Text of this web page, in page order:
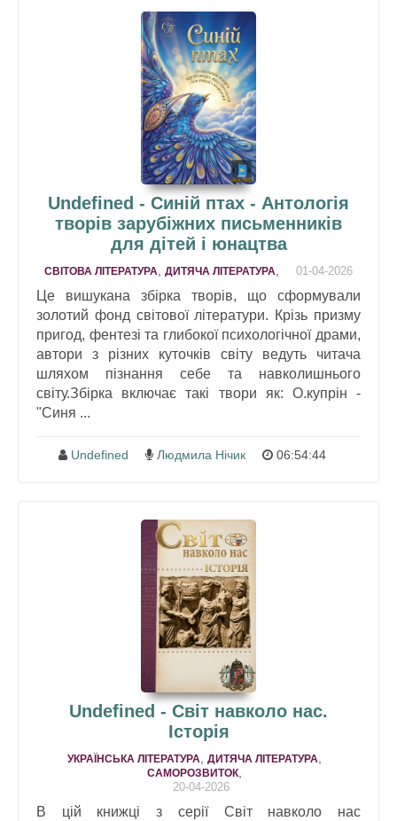
Undefined - Синій птах - Антологія
творів зарубіжних письменників
для дітей і юнацтва
СВІТОВА ЛІТЕРАТУРА ДИТЯЧА ЛІТЕРАТУРА 01-04-2026
Це вишукана збірка творів, що сформували
золотий фонд світової літератури. Крізь призму
пригод, фентезі та глибокої психологічної драми,
автори з різних куточків світу ведуть читача
шляхом пізнання себе та навколишнього
світу.Збірка включає такі твори як: О.купрін -
"Синя ...
Undefined Людмила Нічик 06:54:44
Undefined - Світ навколо нас.
Історія
УКРАЇНСЬКА ЛІТЕРАТУРА ДИТЯЧА ЛІТЕРАТУРА
САМОРОЗВИТОК,
20-04-2026
В цій книжці з серії Світ навколо нас